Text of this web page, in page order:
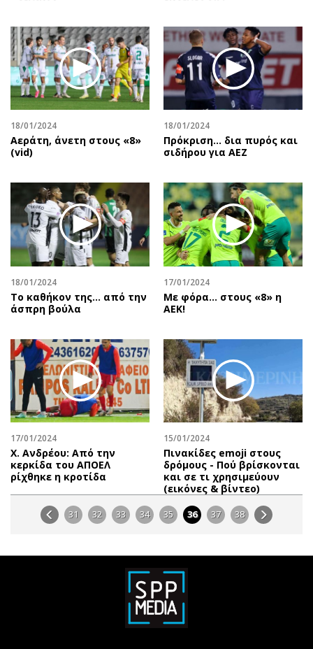
18/01/2024
Αεράτη, άνετη στους «8»
(vid)
18/01/2024
Πρόκριση... δια πυρός και
σιδήρου για ΑΕΖ
18/01/2024
Το καθήκον της... από την
άσπρη βούλα
17/01/2024
Με φόρα… στους «8» η
ΑΕΚ!
17/01/2024
Χ. Ανδρέου: Από την
κερκίδα του ΑΠΟΕΛ
ρίχθηκε η κροτίδα
15/01/2024
Πινακίδες emoji στους
δρόμους - Πού βρίσκονται
και σε τι χρησιμεύουν
(εικόνες & βίντεο)
31 32 33 34 35 36 37 38